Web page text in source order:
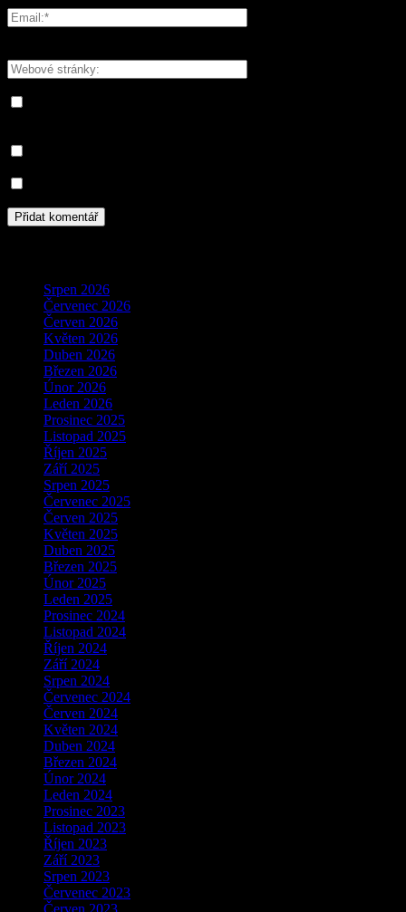
Srpen 2026
Červenec 2026
Červen 2026
Květen 2026
Duben 2026
Březen 2026
Únor 2026
Leden 2026
Prosinec 2025
Listopad 2025
Říjen 2025
Září 2025
Srpen 2025
Červenec 2025
Červen 2025
Květen 2025
Duben 2025
Březen 2025
Únor 2025
Leden 2025
Prosinec 2024
Listopad 2024
Říjen 2024
Září 2024
Srpen 2024
Červenec 2024
Červen 2024
Květen 2024
Duben 2024
Březen 2024
Únor 2024
Leden 2024
Prosinec 2023
Listopad 2023
Říjen 2023
Září 2023
Srpen 2023
Červenec 2023
Červen 2023